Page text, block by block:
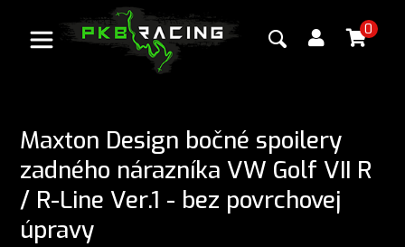
0
Maxton Design bočné spoilery
zadného nárazníka VW Golf VII R
/ R-Line Ver.1 - bez povrchovej
úpravy